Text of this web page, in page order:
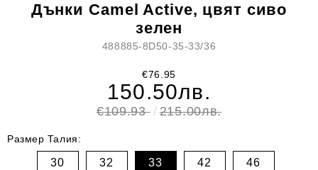
Дънки Camel Active, цвят сиво
зелен
488885-8D50-35-33/36
€76.95
150.50лв.
€109.93 215.00лв.
Размер Талия:
30 32 33 42 46